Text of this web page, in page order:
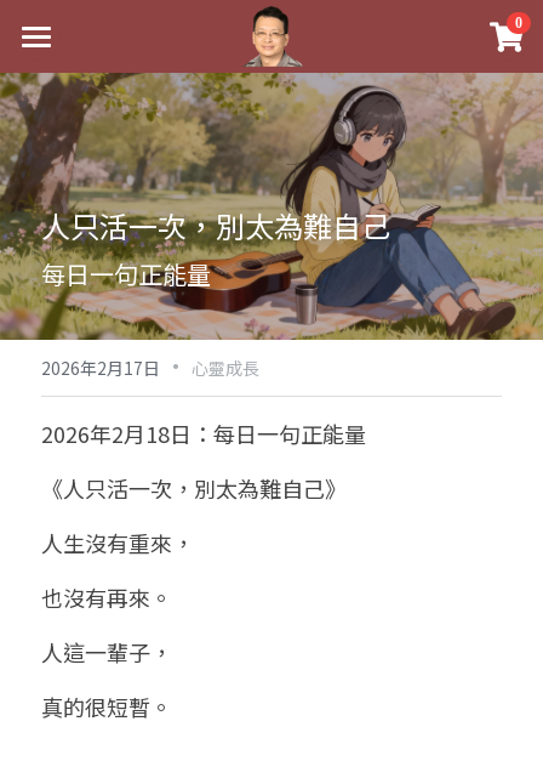
0
最新消息
關於我
實體經營
祖傳命理
手工印鑑
課程介紹
五行八字學
後天派陽宅
Blog
黃金會員專區
八字雜記
心靈成長
人氣最高
站長精選
臉書生活
好書推廌
試閱專區
Podcast聽書
團隊訓練營
八字視頻
陽宅視頻
線上直播
自我挑戰
線上學苑
八字初階班1
八字初階班2
八字進階班
八字中階班
八字高階班
命理商城
八字完整班
《十神高階實戰錄》完整典藏版
科學八字推理PDF
八字批命
我的著作
科學八字推理1
科學八字推理2
科學八字推理3
與我預約
批命預約
上課預約
登錄/註冊
搜索
人只活一次，別太為難自己
每日一句正能量
2026年2月17日 · 心靈成長
2026年2月18日：每日一句正能量
《人只活一次，別太為難自己》
人生沒有重來，
也沒有再來。
人這一輩子，
真的很短暫。
×
商品分類
八字線上完整班
科學八字推理PDF
《十神高階實戰錄》完整典藏版
1美元超值PDF